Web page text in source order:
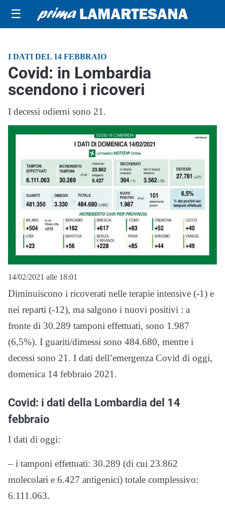
☰
I DATI DEL 14 FEBBRAIO
Covid: in Lombardia
scendono i ricoveri
I decessi odierni sono 21.
14/02/2021 alle 18:01
Diminuiscono i ricoverati nelle terapie intensive (-1) e
nei reparti (-12), ma salgono i nuovi positivi : a
fronte di 30.289 tamponi effettuati, sono 1.987
(6,5%). I guariti/dimessi sono 484.680, mentre i
decessi sono 21. I dati dell’emergenza Covid di oggi,
domenica 14 febbraio 2021.
Covid: i dati della Lombardia del 14
febbraio
I dati di oggi:
– i tamponi effettuati: 30.289 (di cui 23.862
molecolari e 6.427 antigenici) totale complessivo:
6.111.063.